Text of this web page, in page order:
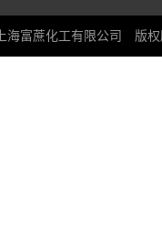
上海富蔗化工有限公司 版